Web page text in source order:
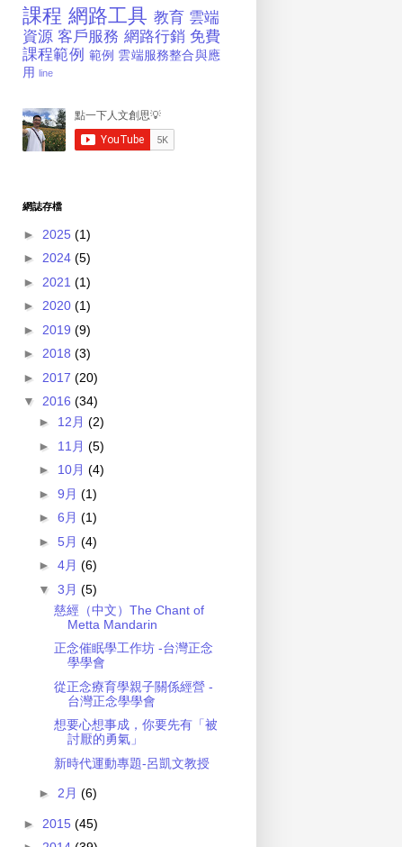
課程 網路工具 教育 雲端
資源 客戶服務 網路行銷 免費
課程範例 範例 雲端服務整合與應
用 line
網誌存檔
► 2025 (1)
► 2024 (5)
► 2021 (1)
► 2020 (1)
► 2019 (9)
► 2018 (3)
► 2017 (20)
▼ 2016 (34)
► 12月 (2)
► 11月 (5)
► 10月 (4)
► 9月 (1)
► 6月 (1)
► 5月 (4)
► 4月 (6)
▼ 3月 (5)
慈經（中文）The Chant of
Metta Mandarin
正念催眠學工作坊 -台灣正念
學學會
從正念療育學親子關係經營 -
台灣正念學學會
想要心想事成，你要先有「被
討厭的勇氣」
新時代運動專題-呂凱文教授
► 2月 (6)
► 2015 (45)